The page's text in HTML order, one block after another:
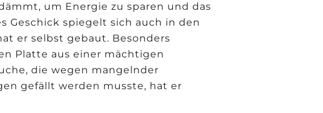
um Energie zu sparen und das
Geschick spiegelt sich auch in den
er selbst gebaut. Besonders
Platte aus einer mächtigen
die wegen mangelnder
gefällt werden musste, hat er